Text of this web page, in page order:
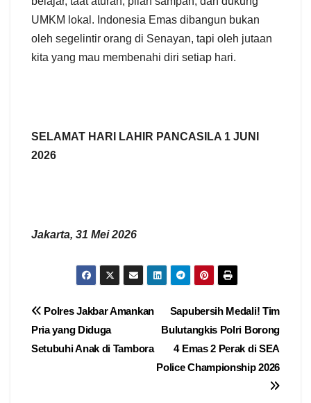
UMKM lokal. Indonesia Emas dibangun bukan
oleh segelintir orang di Senayan, tapi oleh jutaan
kita yang mau membenahi diri setiap hari.
SELAMAT HARI LAHIR PANCASILA 1 JUNI
2026
Jakarta, 31 Mei 2026
Navigasi
pos
Sapubersih Medali! Tim
Bulutangkis Polri Borong
4 Emas 2 Perak di SEA
Police Championship 2026
Polres Jakbar Amankan
Pria yang Diduga
Setubuhi Anak di Tambora